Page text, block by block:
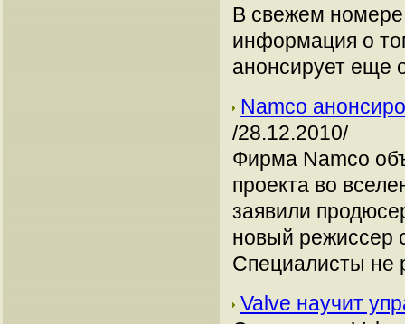
В свежем номере
информация о
анонсирует еще
Namco
/28.12.2010/
Фирма Namco
проекта во
заявили
новый режиссер
Специалисты не
Valve научит